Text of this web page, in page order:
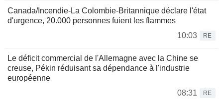
Canada/Incendie-La Colombie-Britannique déclare l'état
d'urgence, 20.000 personnes fuient les flammes
10:03
RE
Le déficit commercial de l'Allemagne avec la Chine se
creuse, Pékin réduisant sa dépendance à l'industrie
européenne
08:31
RE